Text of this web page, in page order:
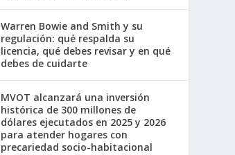
Warren Bowie and Smith y su
regulación: qué respalda su
licencia, qué debes revisar y en qué
debes de cuidarte
MVOT alcanzará una inversión
histórica de 300 millones de
dólares ejecutados en 2025 y 2026
para atender hogares con
precariedad socio-habitacional